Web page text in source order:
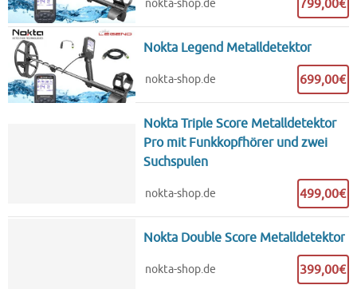
nokta-shop.de 799,00€
Nokta Legend Metalldetektor
nokta-shop.de 699,00€
Nokta Triple Score Metalldetektor
Pro mit Funkkopfhörer und zwei
Suchspulen
nokta-shop.de 499,00€
Nokta Double Score Metalldetektor
nokta-shop.de 399,00€